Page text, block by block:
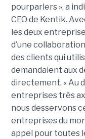
pourparlers », a
CEO de Kentik.
les deux
d’une
des clients qui
demandaient aux
directement. « Au
entreprises très
nous desservons
entreprises du
appel pour toutes